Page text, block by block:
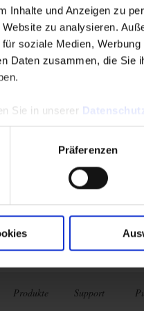
Inhalte und Anzeigen zu
zu analysieren.
soziale Medien,
Daten zusammen, die Sie
Sie in unserer
Präferenzen
from your tablet or Android phone :
live
and analyses
of the...
Produkte Support